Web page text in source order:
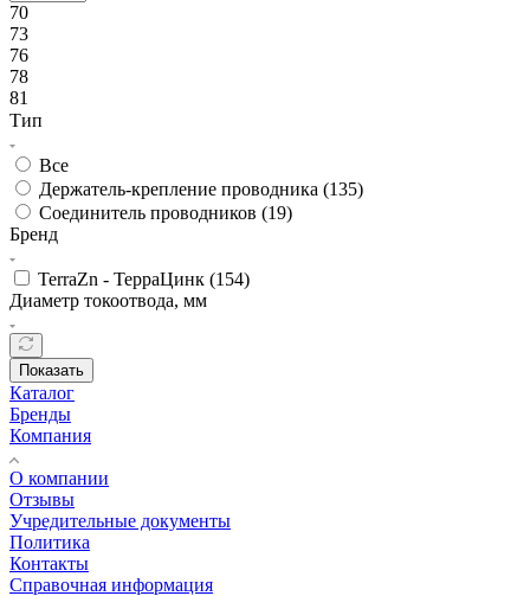
70
73
76
78
81
Тип
Все
Держатель-крепление проводника (135)
Соединитель проводников (19)
Бренд
TerraZn - ТерраЦинк (154)
Диаметр токоотвода, мм
Показать
Каталог
Бренды
Компания
О компании
Отзывы
Учредительные документы
Политика
Контакты
Справочная информация